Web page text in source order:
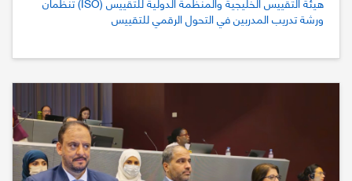
ورشة تدريب المدربين في التحول الرقمي للتقييس